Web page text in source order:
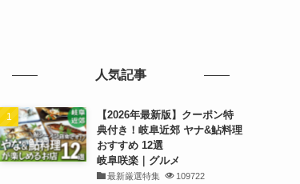
人気記事
【2026年最新版】クーポン特
典付き！岐阜近郊 ヤナ&鮎料理
おすすめ 12選
岐阜咲楽｜グルメ
最新厳選特集 109722